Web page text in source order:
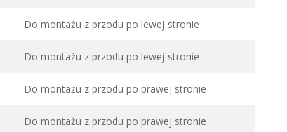
Do montażu z przodu po lewej stronie
Do montażu z przodu po lewej stronie
Do montażu z przodu po prawej stronie
Do montażu z przodu po prawej stronie